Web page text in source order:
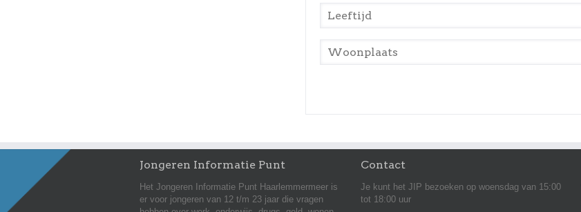
Leeftijd*
Woonplaats *
Jongeren Informatie Punt
Het Jongeren Informatie Punt Haarlemmermeer is
er voor jongeren van 12 t/m 23 jaar die vragen
Contact
Je kunt het JIP bezoeken op woensdag van 15:00
tot 18:00 uur